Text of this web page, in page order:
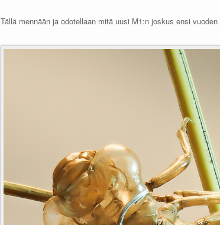
Tällä mennään ja odotellaan mitä uusi M1:n joskus ensi